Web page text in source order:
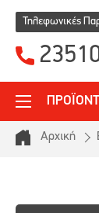
Τηλεφωνικές
Αρχική